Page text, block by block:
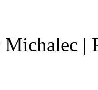
|